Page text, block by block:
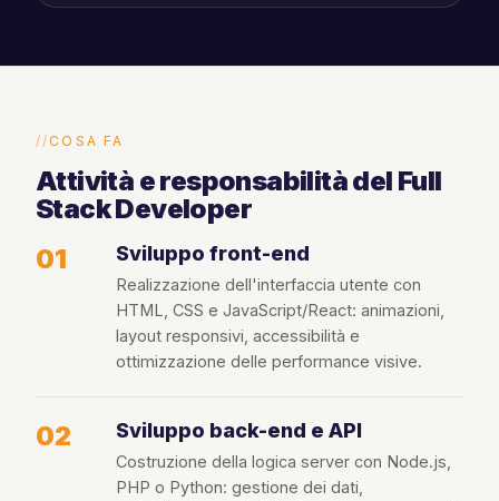
COSA FA
Attività e responsabilità del Full
Stack Developer
01
Sviluppo front-end
Realizzazione dell'interfaccia utente con
HTML, CSS e JavaScript/React: animazioni,
layout responsivi, accessibilità e
ottimizzazione delle performance visive.
02 Sviluppo back-end e API
Costruzione della logica server con Node.js,
PHP o Python: gestione dei dati,